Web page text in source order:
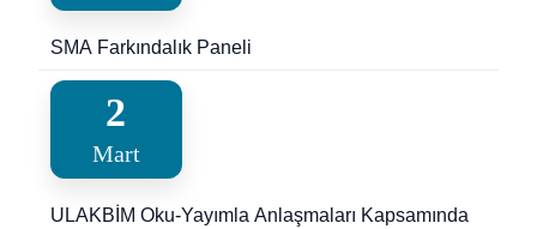
SMA Farkındalık Paneli
2
Mart
ULAKBİM Oku-Yayımla Anlaşmaları Kapsamında